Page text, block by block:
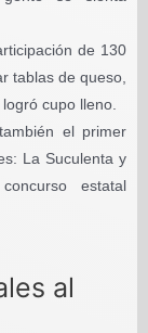
de 130
tablas de queso,
cupo lleno.
el primer
La Suculenta y
estatal
al